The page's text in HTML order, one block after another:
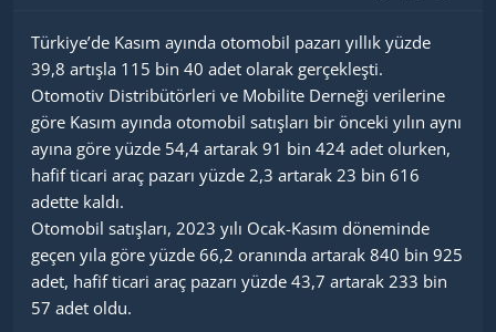
Türkiye’de Kasım ayında otomobil pazarı yıllık yüzde
39,8 artışla 115 bin 40 adet olarak gerçekleşti.
Otomotiv Distribütörleri ve Mobilite Derneği verilerine
göre Kasım ayında otomobil satışları bir önceki yılın aynı
ayına göre yüzde 54,4 artarak 91 bin 424 adet olurken,
hafif ticari araç pazarı yüzde 2,3 artarak 23 bin 616
adette kaldı.
Otomobil satışları, 2023 yılı Ocak-Kasım döneminde
geçen yıla göre yüzde 66,2 oranında artarak 840 bin 925
adet, hafif ticari araç pazarı yüzde 43,7 artarak 233 bin
57 adet oldu.